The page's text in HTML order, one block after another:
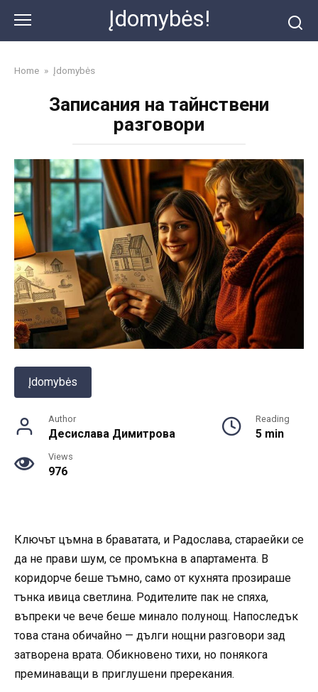
content
Įdomybės!
Home » Įdomybės
Записания на тайнствени
разговори
Įdomybės
Author
Десислава Димитрова
Reading
5 min
Views
976
Ключът цъмна в браватата, и Радослава, стараейки се
да не прави шум, се промъкна в апартамента. В
коридорче беше тъмно, само от кухнята прозираше
тънка ивица светлина. Родителите пак не спяха,
въпреки че вече беше минало полунощ. Напоследък
това стана обичайно — дълги нощни разговори зад
затворена врата. Обикновено тихи, но понякога
преминаващи в приглушени пререкания.